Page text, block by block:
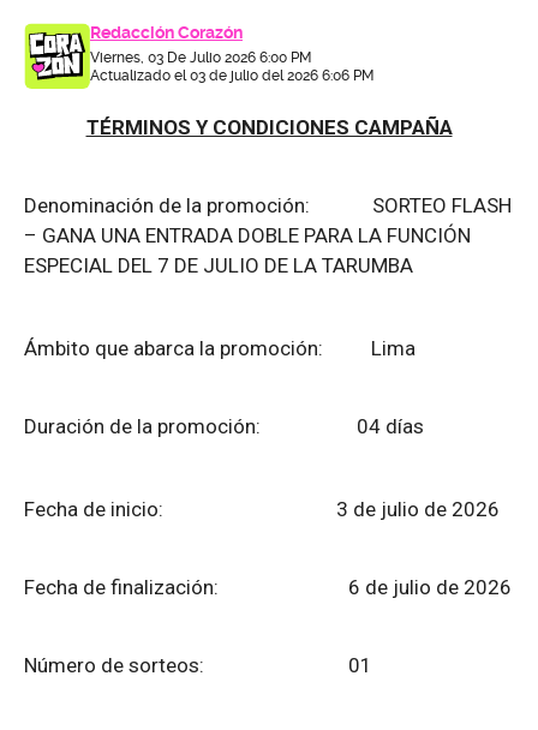
Redacción Corazón
Viernes, 03 De Julio 2026 6:00 PM
Actualizado el 03 de julio del 2026 6:06 PM
TÉRMINOS Y CONDICIONES CAMPAÑA
Denominación de la promoción: SORTEO FLASH
– GANA UNA ENTRADA DOBLE PARA LA FUNCIÓN
ESPECIAL DEL 7 DE JULIO DE LA TARUMBA
Ámbito que abarca la promoción: Lima
Duración de la promoción: 04 días
Fecha de inicio: 3 de julio de 2026
Fecha de finalización: 6 de julio de 2026
Número de sorteos: 01